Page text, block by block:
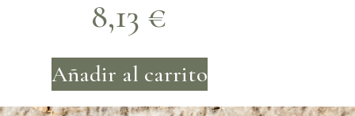
8,13 €
Añadir al carrito